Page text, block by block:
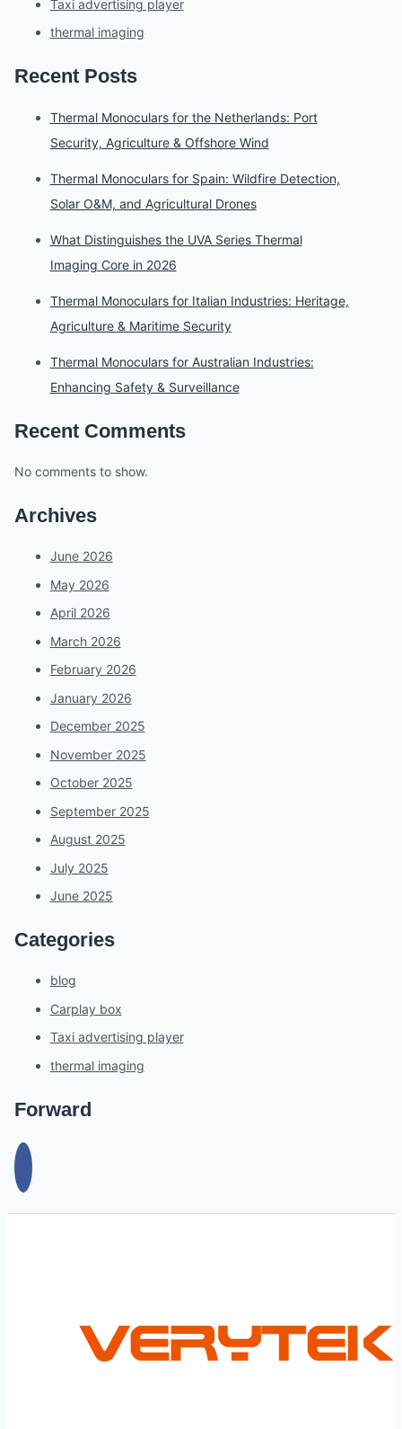
Taxi advertising player
thermal imaging
Recent Posts
Thermal Monoculars for the Netherlands: Port
Security, Agriculture & Offshore Wind
Thermal Monoculars for Spain: Wildfire Detection,
Solar O&M, and Agricultural Drones
What Distinguishes the UVA Series Thermal
Imaging Core in 2026
Thermal Monoculars for Italian Industries: Heritage,
Agriculture & Maritime Security
Thermal Monoculars for Australian Industries:
Enhancing Safety & Surveillance
Recent Comments
No comments to show.
Archives
June 2026
May 2026
April 2026
March 2026
February 2026
January 2026
December 2025
November 2025
October 2025
September 2025
August 2025
July 2025
June 2025
Categories
blog
Carplay box
Taxi advertising player
thermal imaging
Forward